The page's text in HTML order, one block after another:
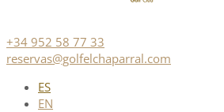
+34 952 58 77 33
reservas@golfelchaparral.com
ES
EN